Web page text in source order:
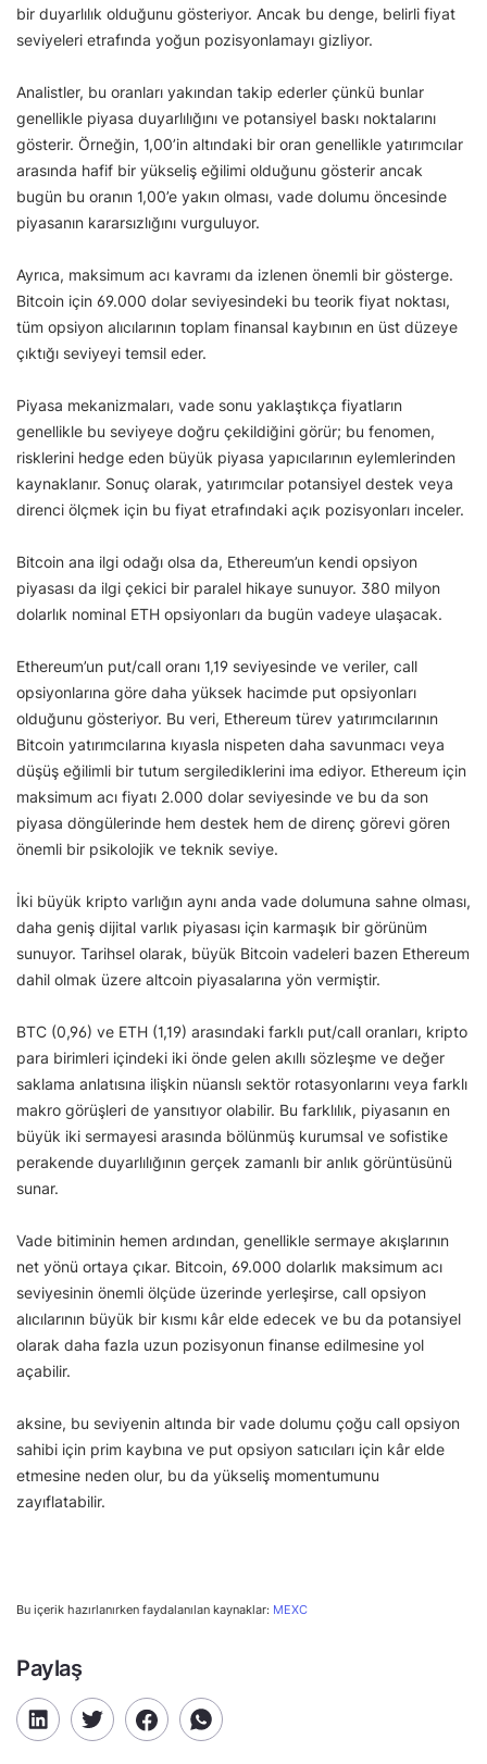
bir duyarlılık olduğunu gösteriyor. Ancak bu denge, belirli fiyat
seviyeleri etrafında yoğun pozisyonlamayı gizliyor.
Analistler, bu oranları yakından takip ederler çünkü bunlar
genellikle piyasa duyarlılığını ve potansiyel baskı noktalarını
gösterir. Örneğin, 1,00’in altındaki bir oran genellikle yatırımcılar
arasında hafif bir yükseliş eğilimi olduğunu gösterir ancak
bugün bu oranın 1,00’e yakın olması, vade dolumu öncesinde
piyasanın kararsızlığını vurguluyor.
Ayrıca, maksimum acı kavramı da izlenen önemli bir gösterge.
Bitcoin için 69.000 dolar seviyesindeki bu teorik fiyat noktası,
tüm opsiyon alıcılarının toplam finansal kaybının en üst düzeye
çıktığı seviyeyi temsil eder.
Piyasa mekanizmaları, vade sonu yaklaştıkça fiyatların
genellikle bu seviyeye doğru çekildiğini görür; bu fenomen,
risklerini hedge eden büyük piyasa yapıcılarının eylemlerinden
kaynaklanır. Sonuç olarak, yatırımcılar potansiyel destek veya
direnci ölçmek için bu fiyat etrafındaki açık pozisyonları inceler.
Bitcoin ana ilgi odağı olsa da, Ethereum’un kendi opsiyon
piyasası da ilgi çekici bir paralel hikaye sunuyor. 380 milyon
dolarlık nominal ETH opsiyonları da bugün vadeye ulaşacak.
Ethereum’un put/call oranı 1,19 seviyesinde ve veriler, call
opsiyonlarına göre daha yüksek hacimde put opsiyonları
olduğunu gösteriyor. Bu veri, Ethereum türev yatırımcılarının
Bitcoin yatırımcılarına kıyasla nispeten daha savunmacı veya
düşüş eğilimli bir tutum sergilediklerini ima ediyor. Ethereum için
maksimum acı fiyatı 2.000 dolar seviyesinde ve bu da son
piyasa döngülerinde hem destek hem de direnç görevi gören
önemli bir psikolojik ve teknik seviye.
İki büyük kripto varlığın aynı anda vade dolumuna sahne olması,
daha geniş dijital varlık piyasası için karmaşık bir görünüm
sunuyor. Tarihsel olarak, büyük Bitcoin vadeleri bazen Ethereum
dahil olmak üzere altcoin piyasalarına yön vermiştir.
BTC (0,96) ve ETH (1,19) arasındaki farklı put/call oranları, kripto
para birimleri içindeki iki önde gelen akıllı sözleşme ve değer
saklama anlatısına ilişkin nüanslı sektör rotasyonlarını veya farklı
makro görüşleri de yansıtıyor olabilir. Bu farklılık, piyasanın en
büyük iki sermayesi arasında bölünmüş kurumsal ve sofistike
perakende duyarlılığının gerçek zamanlı bir anlık görüntüsünü
sunar.
Vade bitiminin hemen ardından, genellikle sermaye akışlarının
net yönü ortaya çıkar. Bitcoin, 69.000 dolarlık maksimum acı
seviyesinin önemli ölçüde üzerinde yerleşirse, call opsiyon
alıcılarının büyük bir kısmı kâr elde edecek ve bu da potansiyel
olarak daha fazla uzun pozisyonun finanse edilmesine yol
açabilir.
aksine, bu seviyenin altında bir vade dolumu çoğu call opsiyon
sahibi için prim kaybına ve put opsiyon satıcıları için kâr elde
etmesine neden olur, bu da yükseliş momentumunu
zayıflatabilir.
Bu içerik hazırlanırken faydalanılan kaynaklar: MEXC
Paylaş